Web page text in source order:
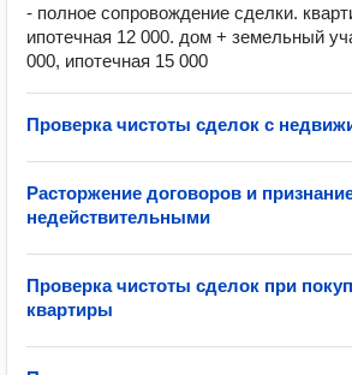
- полное сопровождение сделки.
ипотечная 12 000. дом + земельный
000, ипотечная 15 000
Проверка чистоты сделок с
Расторжение договоров и
недействительными
Проверка чистоты сделок при
квартиры